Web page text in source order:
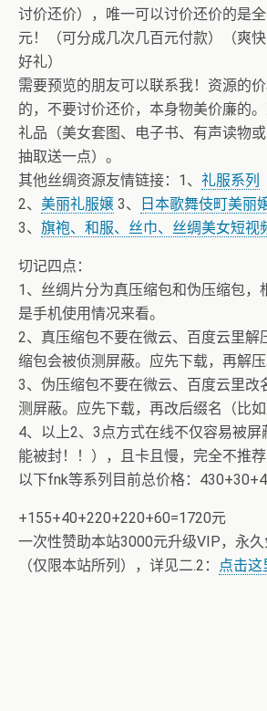
讨价还价），唯一可以讨价还价的是
元！（可分成几次几百元付款）（爽
好礼）
需要预览的朋友可以联系我！资源的
的，不要讨价还价，本身物美价廉的
礼品（美女套图、电子书、有声读物
抽取送一点）。
其他丝绸资源友情链接：1、 礼服系列
2、 美丽礼服嬢 3、
日本歌舞伎町美丽
3、 旗袍、和服、丝巾、丝绸美女短视
切记四点：
1、丝绸片分为真压缩包和伪压缩包，
是手机使用情况来看。
2、真压缩包不要在微云、百度云里解
缩包会被侦测屏蔽。应先下载，再解压
3、伪压缩包不要在微云、百度云里改
测屏蔽。应先下载，再改后缀名（比如
4、以上2、3点方式在线不仅容易被
能被封！！），且卡且慢，完全不推荐
以下fnk等系列目前总价格：
+155+40+220+220+60=1720元
一次性赞助本站3000元升级VIP，永
（仅限本站所列），详见二.2：
点击这